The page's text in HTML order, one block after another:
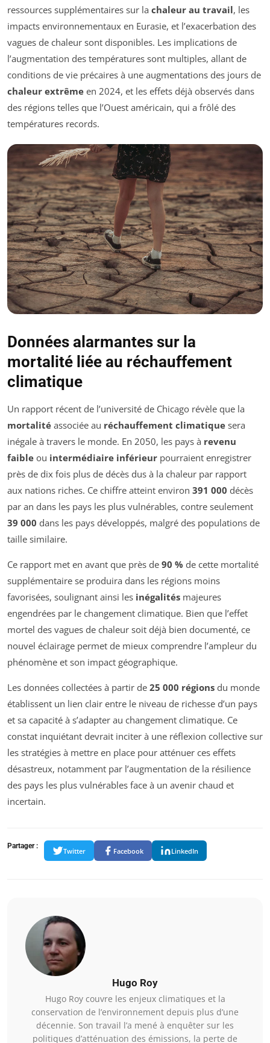
ressources supplémentaires sur la chaleur au travail, les
impacts environnementaux en Eurasie, et l’exacerbation des
vagues de chaleur sont disponibles. Les implications de
l’augmentation des températures sont multiples, allant de
conditions de vie précaires à une augmentations des jours de
chaleur extrême en 2024, et les effets déjà observés dans
des régions telles que l’Ouest américain, qui a frôlé des
températures records.
Données alarmantes sur la
mortalité liée au réchauffement
climatique
Un rapport récent de l’université de Chicago révèle que la
mortalité associée au réchauffement climatique sera
inégale à travers le monde. En 2050, les pays à revenu
faible ou intermédiaire inférieur pourraient enregistrer
près de dix fois plus de décès dus à la chaleur par rapport
aux nations riches. Ce chiffre atteint environ 391 000 décès
par an dans les pays les plus vulnérables, contre seulement
39 000 dans les pays développés, malgré des populations de
taille similaire.
Ce rapport met en avant que près de 90 % de cette mortalité
supplémentaire se produira dans les régions moins
favorisées, soulignant ainsi les inégalités majeures
engendrées par le changement climatique. Bien que l’effet
mortel des vagues de chaleur soit déjà bien documenté, ce
nouvel éclairage permet de mieux comprendre l’ampleur du
phénomène et son impact géographique.
Les données collectées à partir de 25 000 régions du monde
établissent un lien clair entre le niveau de richesse d’un pays
et sa capacité à s’adapter au changement climatique. Ce
constat inquiétant devrait inciter à une réflexion collective sur
les stratégies à mettre en place pour atténuer ces effets
désastreux, notamment par l’augmentation de la résilience
des pays les plus vulnérables face à un avenir chaud et
incertain.
Partager :
Twitter Facebook LinkedIn
Hugo Roy
Hugo Roy couvre les enjeux climatiques et la
conservation de l’environnement depuis plus d’une
décennie. Son travail l’a mené à enquêter sur les
politiques d’atténuation des émissions, la perte de